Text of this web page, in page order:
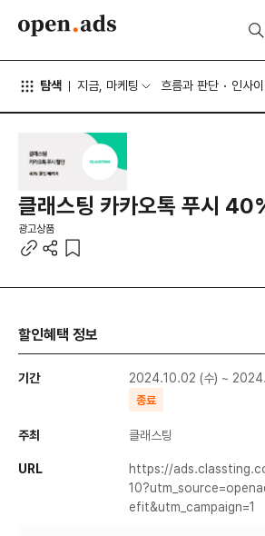
탐색 지금, 마케팅 흐름과 판단 인사이
클래스팅 카카오톡 푸시
광고상품
할인혜택 정보
기간 2024.10.02 (수) ~
종료
주최 클래스팅
URL
https://
efit&utm_campaign=1